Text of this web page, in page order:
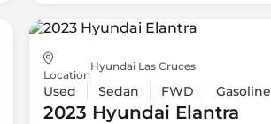
Location
Hyundai Las Cruces
Used Sedan FWD Gasoline
2023 Hyundai Elantra